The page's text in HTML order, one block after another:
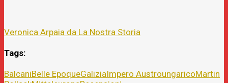
Veronica Arpaia da La Nostra Storia
Tags:
BalcaniBelle EpoqueGaliziaImpero AustroungaricoMartin